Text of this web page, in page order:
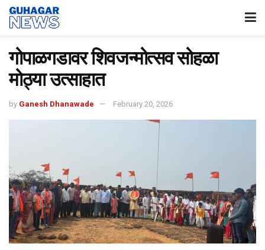
गोपाळगडावर शिवजन्मोत्सव सोहळा
मोठ्या उत्साहात
by Ganesh Dhanawade February 20, 2026